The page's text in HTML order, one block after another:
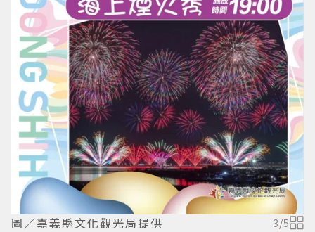
圖／嘉義縣文化觀光局提供 3/5